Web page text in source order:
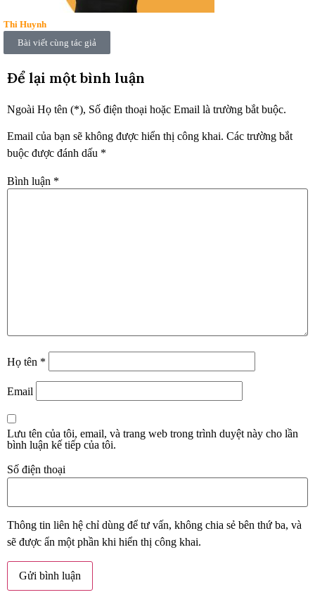
Thi Huynh
Bài viết cùng tác giả
Để lại một bình luận
Ngoài Họ tên (*), Số điện thoại hoặc Email là trường bắt buộc.
Email của bạn sẽ không được hiển thị công khai. Các trường bắt
buộc được đánh dấu *
Bình luận *
Họ tên *
Email
Lưu tên của tôi, email, và trang web trong trình duyệt này cho lần
bình luận kế tiếp của tôi.
Số điện thoại
Thông tin liên hệ chỉ dùng để tư vấn, không chia sẻ bên thứ ba, và
sẽ được ẩn một phần khi hiển thị công khai.